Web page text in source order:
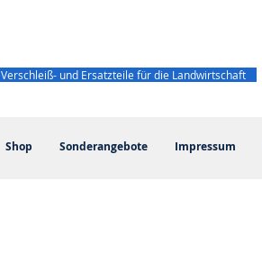
Shop Sonderangebote Impressum
Verschleiß- und Ersatzteile für die Landwirtschaft